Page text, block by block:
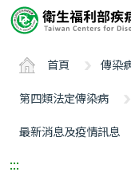
要
ALT+C
首頁 傳染
第四類法定傳染病
最新消息及疫情訊息
:::